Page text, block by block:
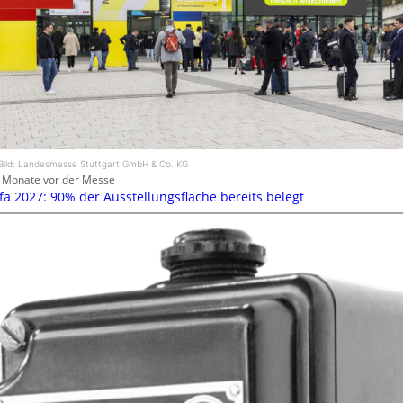
Landesmesse Stuttgart GmbH & Co. KG
vor der Messe
2027: 90% der Ausstellungsfläche bereits belegt